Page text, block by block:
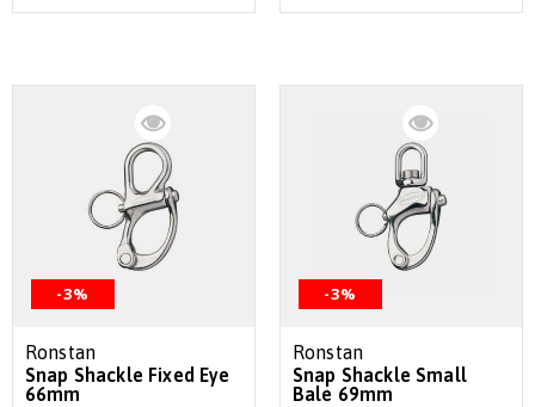
-3%
Ronstan
Snap Shackle Fixed Eye
66mm
-3%
Ronstan
Snap Shackle Small
Bale 69mm